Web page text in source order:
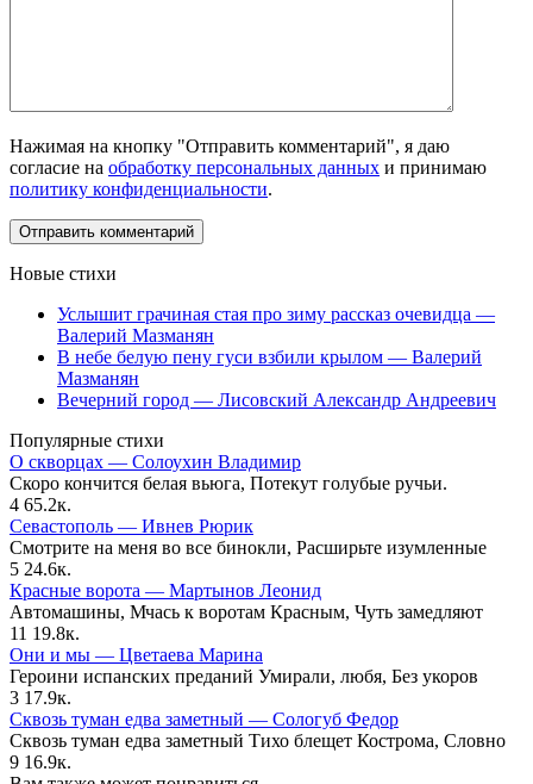
Нажимая на кнопку "Отправить комментарий", я даю
согласие на обработку персональных данных и принимаю
политику конфиденциальности.
Новые стихи
Услышит грачиная стая про зиму рассказ очевидца —
Валерий Мазманян
В небе белую пену гуси взбили крылом — Валерий
Мазманян
Вечерний город — Лисовский Александр Андреевич
Популярные стихи
О скворцах — Солоухин Владимир
Скоро кончится белая вьюга, Потекут голубые ручьи.
4 65.2к.
Севастополь — Ивнев Рюрик
Смотрите на меня во все бинокли, Расширьте изумленные
5 24.6к.
Красные ворота — Мартынов Леонид
Автомашины, Мчась к воротам Красным, Чуть замедляют
11 19.8к.
Они и мы — Цветаева Марина
Героини испанских преданий Умирали, любя, Без укоров
3 17.9к.
Сквозь туман едва заметный — Сологуб Федор
Сквозь туман едва заметный Тихо блещет Кострома, Словно
9 16.9к.